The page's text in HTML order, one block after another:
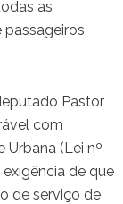
as
Pastor
com
(Lei nº
de que
de serviço de